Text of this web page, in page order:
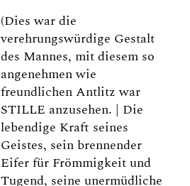
(Dies war die
verehrungswürdige Gestalt
des Mannes, mit diesem so
angenehmen wie
freundlichen Antlitz war
STILLE anzusehen. | Die
lebendige Kraft seines
Geistes, sein brennender
Eifer für Frömmigkeit und
Tugend, seine unermüdliche